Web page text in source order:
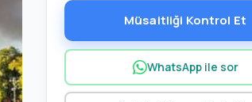
Müsaitliği Kontrol Et
WhatsApp ile sor